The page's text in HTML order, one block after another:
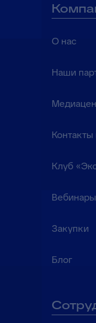
О нас
Наши
Клуб
Закупки
Блог